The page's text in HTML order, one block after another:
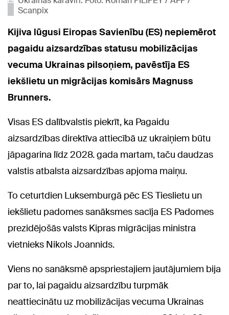
Scanpix
Kijiva lūgusi Eiropas Savienību (ES) nepiemērot
pagaidu aizsardzības statusu mobilizācijas
vecuma Ukrainas pilsoņiem, pavēstīja ES
iekšlietu un migrācijas komisārs Magnuss
Brunners.
Visas ES dalībvalstis piekrīt, ka Pagaidu
aizsardzības direktīva attiecībā uz ukraiņiem būtu
jāpagarina līdz 2028. gada martam, taču daudzas
valstis atbalsta aizsardzības apjoma maiņu.
To ceturtdien Luksemburgā pēc ES Tieslietu un
iekšlietu padomes sanāksmes sacīja ES Padomes
prezidējošās valsts Kipras migrācijas ministra
vietnieks Nikols Joannids.
Viens no sanāksmē apspriestajiem jautājumiem bija
par to, lai pagaidu aizsardzību turpmāk
neattiecinātu uz mobilizācijas vecuma Ukrainas